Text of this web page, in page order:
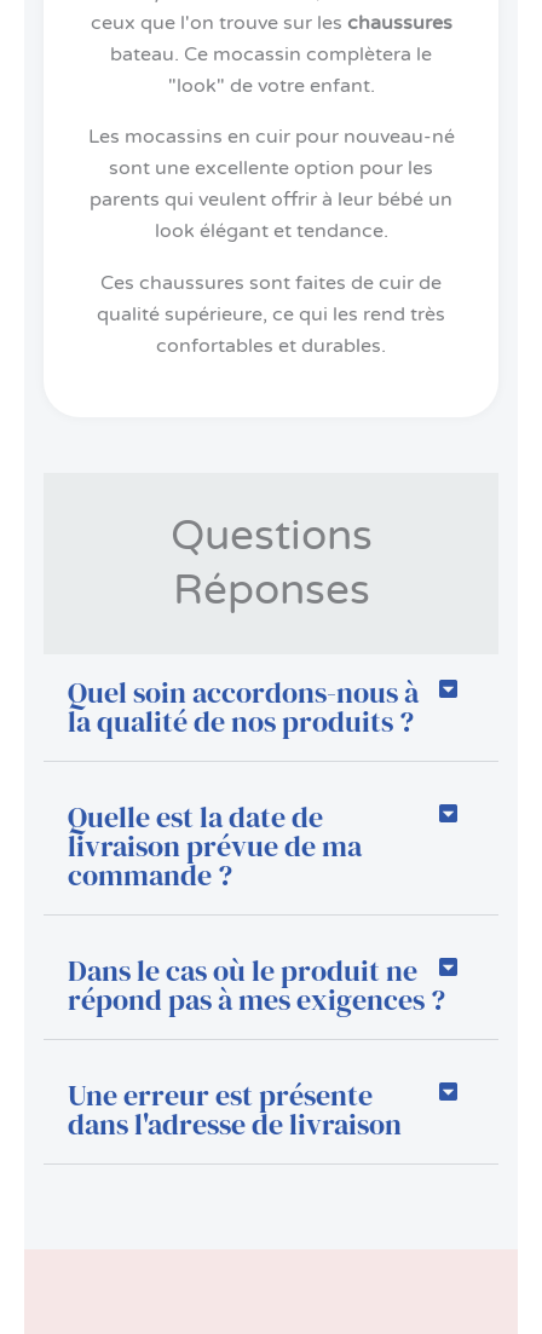
ceux que l'on trouve sur les chaussures
bateau. Ce mocassin complètera le
"look" de votre enfant.
Les mocassins en cuir pour nouveau-né
sont une excellente option pour les
parents qui veulent offrir à leur bébé un
look élégant et tendance.
Ces chaussures sont faites de cuir de
qualité supérieure, ce qui les rend très
confortables et durables.
Questions
Réponses
Quel soin accordons-nous à
la qualité de nos produits ?
Quelle est la date de
livraison prévue de ma
commande ?
Dans le cas où le produit ne
répond pas à mes exigences ?
Une erreur est présente
dans l'adresse de livraison